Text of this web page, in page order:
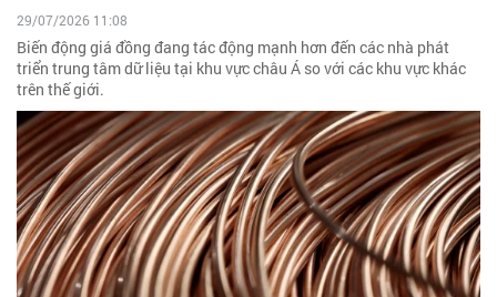
29/07/2026 11:08
Biến động giá đồng đang tác động mạnh hơn đến các nhà phát
triển trung tâm dữ liệu tại khu vực châu Á so với các khu vực khác
trên thế giới.